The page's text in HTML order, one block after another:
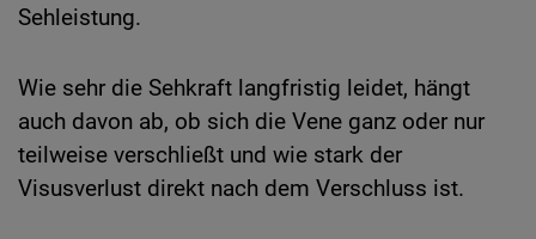
Sehleistung.
Wie sehr die Sehkraft langfristig leidet, hängt
auch davon ab, ob sich die Vene ganz oder nur
teilweise verschließt und wie stark der
Visusverlust direkt nach dem Verschluss ist.